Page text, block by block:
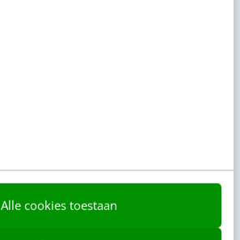
Alle cookies toestaan